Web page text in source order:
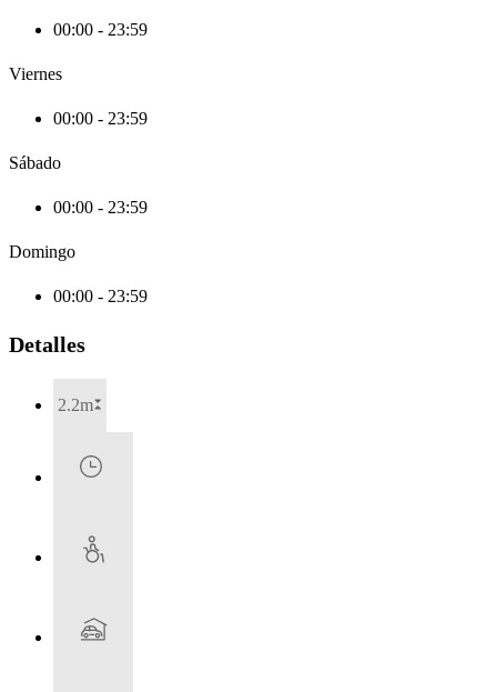
00:00 - 23:59
Viernes
00:00 - 23:59
Sábado
00:00 - 23:59
Domingo
00:00 - 23:59
Detalles
2.2m